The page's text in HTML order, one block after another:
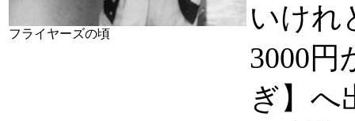
フライヤーズの頃
いけれ
3000円
ぎ】へ